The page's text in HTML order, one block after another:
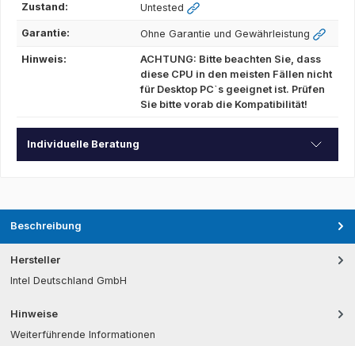
Zustand: Untested
Garantie: Ohne Garantie und Gewährleistung
Hinweis:
ACHTUNG: Bitte beachten Sie, dass
diese CPU in den meisten Fällen nicht
für Desktop PC`s geeignet ist. Prüfen
Sie bitte vorab die Kompatibilität!
Individuelle Beratung
Beschreibung
Hersteller
Intel Deutschland GmbH
Hinweise
Weiterführende Informationen